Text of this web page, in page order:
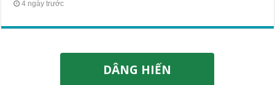
4 ngày trước
DÂNG HIẾN